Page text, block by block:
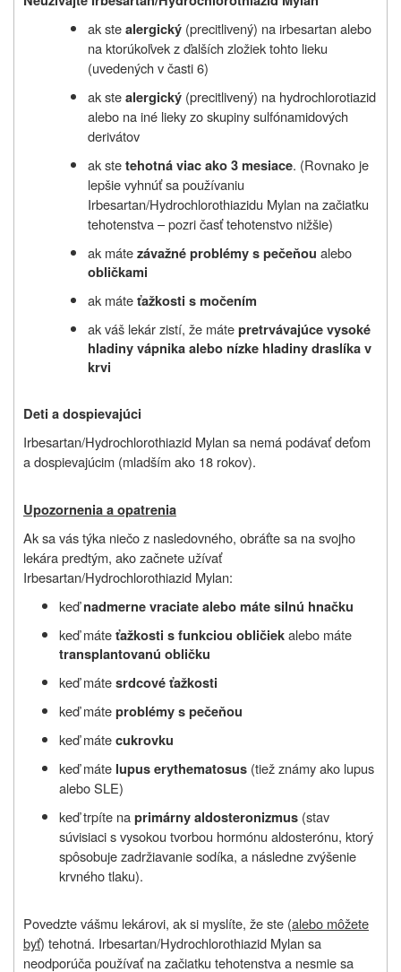
ak stealergický (precitlivený) na irbesartan alebo
na ktorúkoľvek z ďalších zložiek tohto lieku
(uvedených v časti 6)
ak stealergický (precitlivený) na hydrochlorotiazid
alebo na iné lieky zo skupiny sulfónamidových
derivátov
ak stetehotná viac ako 3 mesiace. (Rovnako je
lepšie vyhnúť sa používaniu
Irbesartan/Hydrochlorothiazidu Mylan na začiatku
tehotenstva – pozri časť tehotenstvo nižšie)
ak mátezávažné problémy s pečeňou alebo
obličkami
ak máteťažkosti s močením
ak váš lekár zistí, že mátepretrvávajúce vysoké
hladiny vápnika alebo nízke hladiny draslíka v
krvi
Deti a dospievajúci
Irbesartan/Hydrochlorothiazid Mylan sa nemá podávať deťom
a dospievajúcim (mladším ako 18 rokov).
Upozornenia a opatrenia
Ak sa vás týka niečo z nasledovného, obráťte sa na svojho
lekára predtým, ako začnete užívať
Irbesartan/Hydrochlorothiazid Mylan:
keď nadmerne vraciate alebo máte silnú hnačku
keď máteťažkosti s funkciou obličiekalebo máte
transplantovanú obličku
keď mátesrdcové ťažkosti
keď máteproblémy s pečeňou
keď mátecukrovku
keď máte lupus erythematosus (tiež známy ako lupus
alebo SLE)
keď trpíte naprimárny aldosteronizmus (stav
súvisiaci s vysokou tvorbou hormónu aldosterónu, ktorý
spôsobuje zadržiavanie sodíka, a následne zvýšenie
krvného tlaku).
Povedzte vášmu lekárovi, ak si myslíte, že ste (alebo môžete
byť) tehotná. Irbesartan/Hydrochlorothiazid Mylan sa
neodporúča používať na začiatku tehotenstva a nesmie sa